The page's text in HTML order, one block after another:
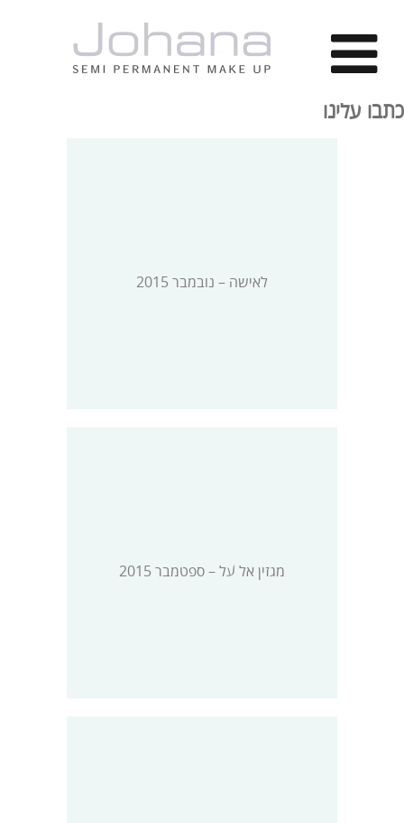
כתבו עלינו
לאישה – נובמבר 2015
מגזין אל על – ספטמבר 2015